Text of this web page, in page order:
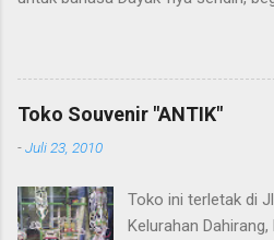
Translate . Koreksi bahasa dibantu
Untuk koreksi dari halaman ini
Upaya penerjemahan Kamus
Indonesia .
Toko Souvenir "ANTIK"
-Juli 23, 2010
Toko ini terletak di
Kelurahan